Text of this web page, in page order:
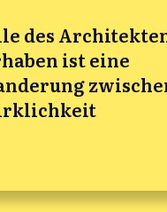
des
ist eine